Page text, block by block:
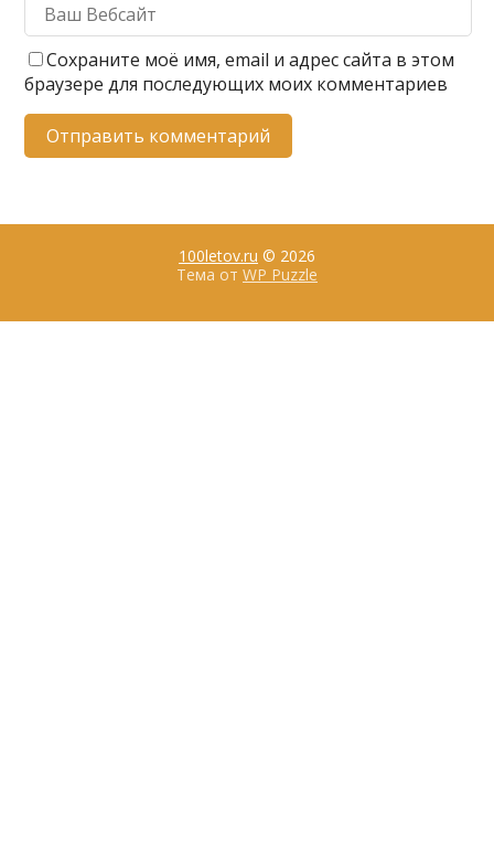
Сохраните моё имя, email и адрес сайта в этом
браузере для последующих моих комментариев
100letov.ru © 2026
Тема от WP Puzzle